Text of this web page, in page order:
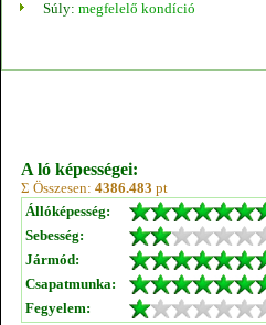
Súly: megfelelő kondíció
A ló képességei:
Σ Összesen: 4386.483 pt
Állóképesség:
Sebesség:
Jármód:
Csapatmunka:
Fegyelem: